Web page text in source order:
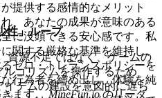
性」ループ
資源不足ではなく、ゲームの
ルゴリズムを操作するため
イテムの建設を意図的に遅ら
提供する感情的なメリット
、あなたの成果が意味のある
に没頭できる安心感です。私
関する厳格な基準を維持し、
ゼロ・トレランスポリシーを
行為者を締め出し、体験を純
ます。MineFun.ioのリーダ